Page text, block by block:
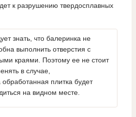
к разрушению твердосплавных
знать, что балеринка не
выполнить отверстия с
краями. Поэтому ее не стоит
в случае,
обработанная плитка будет
на видном месте.